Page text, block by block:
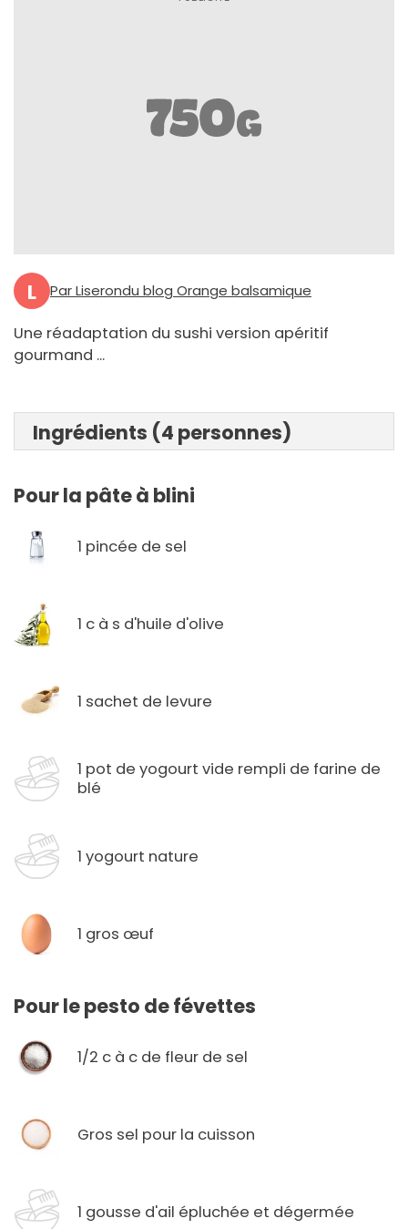
L Par Liserondu blog Orange balsamique
Une réadaptation du sushi version apéritif
gourmand ...
Ingrédients (4 personnes)
Pour la pâte à blini
1 pincée de sel
1 c à s d'huile d'olive
1 sachet de levure
1 pot de yogourt vide rempli de farine de
blé
1 yogourt nature
1 gros œuf
Pour le pesto de févettes
1/2 c à c de fleur de sel
Gros sel pour la cuisson
1 gousse d'ail épluchée et dégermée